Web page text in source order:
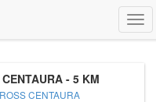
- 5 KM
CENTAURA